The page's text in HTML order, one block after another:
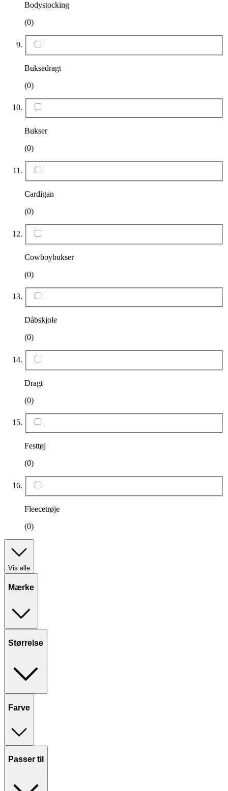
Bodystocking
(0)
Buksedragt
(0)
Bukser
(0)
Cardigan
(0)
Cowboybukser
(0)
Dåbskjole
(0)
Dragt
(0)
Festtøj
(0)
Fleecetrøje
(0)
Vis alle
Mærke
Størrelse
Farve
Passer til